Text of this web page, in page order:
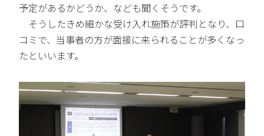
予定があるかどうか、なども聞くそうです。
そうしたきめ細かな受け入れ施策が評判となり、口
コミで、当事者の方が面接に来られることが多くなっ
たといいます。